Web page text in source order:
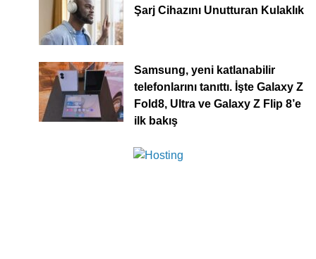
Şarj Cihazını Unutturan Kulaklık
Samsung, yeni katlanabilir
telefonlarını tanıttı. İşte Galaxy Z
Fold8, Ultra ve Galaxy Z Flip 8’e
ilk bakış